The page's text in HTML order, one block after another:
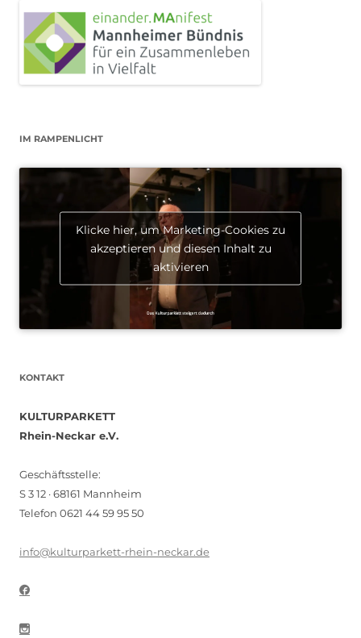
IM RAMPENLICHT
Klicke hier, um Marketing-Cookies zu
akzeptieren und diesen Inhalt zu
aktivieren
KONTAKT
KULTURPARKETT
Rhein-Neckar e.V.
Geschäftsstelle:
S 3 12 · 68161 Mannheim
Telefon 0621 44 59 95 50
info@kulturparkett-rhein-neckar.de